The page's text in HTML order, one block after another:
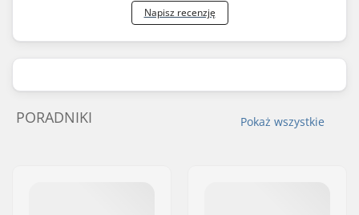
Napisz recenzję
Pokaż wszystkie
PORADNIKI